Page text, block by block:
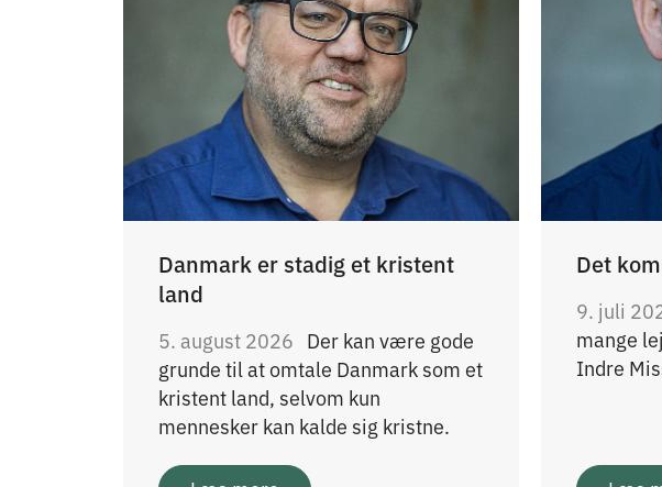
Danmark er stadig et kristent
land
5. august 2026 Der kan være gode
grunde til at omtale Danmark som et
kristent land, selvom kun
mennesker kan kalde sig kristne.
Det
9. juli
mange
Indre